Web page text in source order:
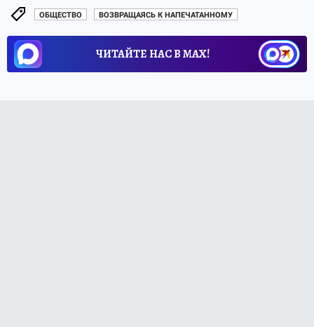
ОБЩЕСТВО ВОЗВРАЩАЯСЬ К НАПЕЧАТАННОМУ
ЧИТАЙТЕ НАС В МАХ!